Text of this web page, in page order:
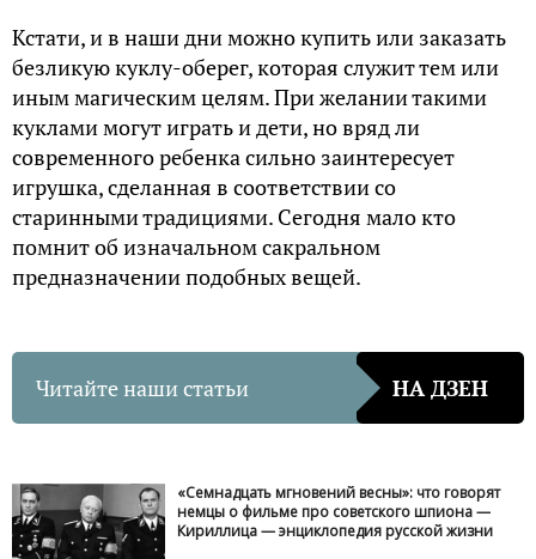
Кстати, и в наши дни можно купить или заказать
безликую куклу-оберег, которая служит тем или
иным магическим целям. При желании такими
куклами могут играть и дети, но вряд ли
современного ребенка сильно заинтересует
игрушка, сделанная в соответствии со
старинными традициями. Сегодня мало кто
помнит об изначальном сакральном
предназначении подобных вещей.
Читайте наши статьи НА ДЗЕН
«Семнадцать мгновений весны»: что говорят
немцы о фильме про советского шпиона —
Кириллица — энциклопедия русской жизни